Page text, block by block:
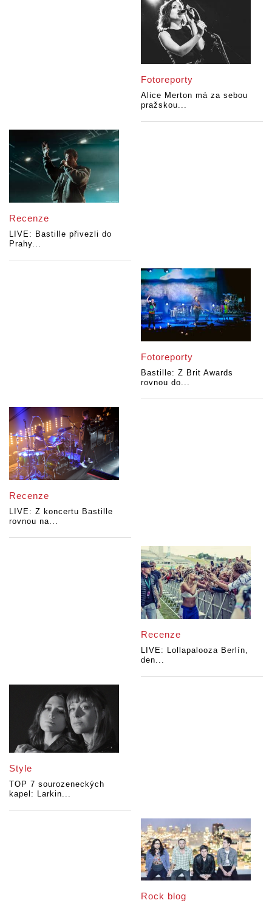
Fotoreporty
Alice Merton má za sebou
pražskou...
Recenze
LIVE: Bastille přivezli do
Prahy...
Fotoreporty
Bastille: Z Brit Awards
rovnou do...
Recenze
LIVE: Z koncertu Bastille
rovnou na...
Recenze
LIVE: Lollapalooza Berlín,
den...
Style
TOP 7 sourozeneckých
kapel: Larkin...
Rock blog